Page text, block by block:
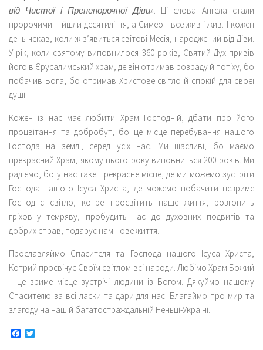
від Чистої і Пренепорочної Діви». Ці слова Ангела стали
пророчими – йшли десятиліття, а Симеон все жив і жив. І кожен
день чекав, коли ж з’явиться світові Месія, народжений від Діви.
У рік, коли святому виповнилося 360 років, Святий Дух привів
його в Єрусалимський храм, де він отримав розраду й потіху, бо
побачив Бога, бо отримав Христове світло й спокій для своєї
душі.
Кожен із нас має любити Храм Господній, дбати про його
процвітання та добробут, бо це місце перебування нашого
Господа на землі, серед усіх нас. Ми щасливі, бо маємо
прекрасний Храм, якому цього року виповниться 200 років. Ми
радіємо, бо у нас таке прекрасне місце, де ми можемо зустріти
Господа нашого Ісуса Христа, де можемо побачити незриме
Господнє світло, котре просвітить наше життя, розгонить
гріховну темряву, пробудить нас до духовних подвигів та
добрих справ, подарує нам нове життя.
Прославляймо Спасителя та Господа нашого Ісуса Христа,
Котрий просвічує Своїм світлом всі народи. Любімо Храм Божий
– це зриме місце зустрічі людини із Богом. Дякуймо нашому
Спасителю за всі ласки та дари для нас. Благаймо про мир та
злагоду на нашій багатостраждальній Неньці-Україні.
Facebook